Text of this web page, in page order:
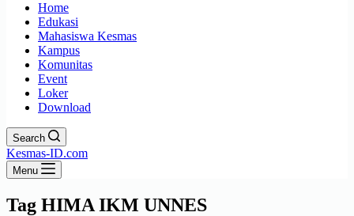
Home
Edukasi
Mahasiswa Kesmas
Kampus
Komunitas
Event
Loker
Download
Search
Kesmas-ID.com
Menu
Tag HIMA IKM UNNES